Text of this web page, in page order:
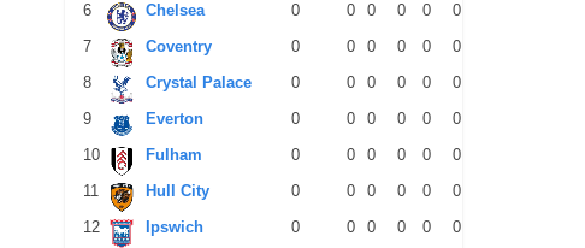
6
Chelsea 0 0 0 0 0 0
7
Coventry 0 0 0 0 0 0
8
Crystal Palace 0 0 0 0 0 0
9
Everton 0 0 0 0 0 0
10
Fulham 0 0 0 0 0 0
11
Hull City 0 0 0 0 0 0
12
Ipswich 0 0 0 0 0 0